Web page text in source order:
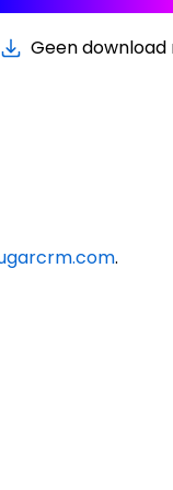
Geen download
.